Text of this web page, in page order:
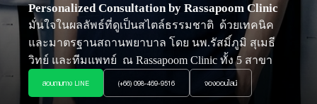
Personalized Consultation by Rassapoom Clinic
มั่นใจในผลลัพธ์ที่ดูเป็นสไตล์ธรรมชาติ ด้วยเทคนิค
และมาตรฐานสถานพยาบาล โดย นพ.รัสมิ์ภูมิ สุเมธี
วิทย์ และทีมแพทย์ ณ Rassapoom Clinic ทั้ง 5 สาขา
สอบถามทาง LINE
(+66) 098-469-9516 จองออนไลน์